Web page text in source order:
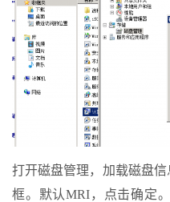
打开磁盘管理，加载磁盘
框。默认MRI，点击确定